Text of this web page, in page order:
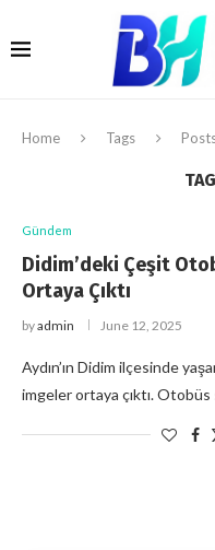
Home Tags
Gündem
Didim’deki Çeşit
Ortaya Çıktı
byadmin June 12, 2025
Aydın’ın Didim ilçesinde
imgeler ortaya çıktı.